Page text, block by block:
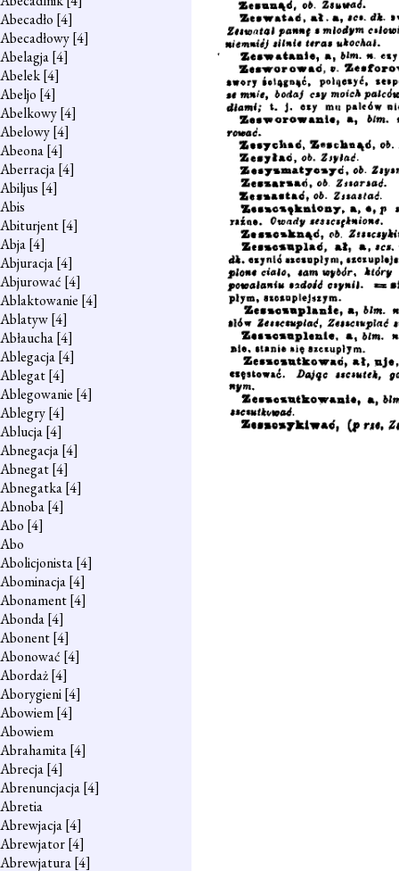
Abecadło [4]
Abecadłowy[4]
Abelagja[4]
Abelek[4]
Abeljo [4]
Abelkowy[4]
Abelowy[4]
Abeona[4]
Aberracja[4]
Abiljus [4]
Abis
Abiturjent[4]
Abja[4]
Abjuracja[4]
Abjurować [4]
Ablaktowanie [4]
Ablatyw[4]
Abłaucha[4]
Ablegacja[4]
Ablegat[4]
Ablegowanie [4]
Ablegry[4]
Ablucja[4]
Abnegacja[4]
Abnegat[4]
Abnegatka[4]
Abnoba[4]
Abo [4]
Abo
Abolicjonista[4]
Abominacja[4]
Abonament[4]
Abonda[4]
Abonent[4]
Abonować [4]
Abordaż[4]
Aborygieni[4]
Abowiem[4]
Abowiem
Abrahamita[4]
Abrecja[4]
Abrenuncjacja[4]
Abretia
Abrewjacja[4]
Abrewjator[4]
Abrewjatura[4]